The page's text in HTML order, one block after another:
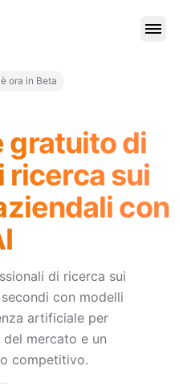
ora in Beta
gratuito di
ricerca sui
con
di ricerca sui
con modelli
artificiale per
mercato e un
competitivo.